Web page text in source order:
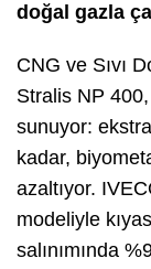
doğal gazla
CNG ve Sıvı
Stralis NP
sunuyor:
kadar,
azaltıyor.
modeliyle
salınımında